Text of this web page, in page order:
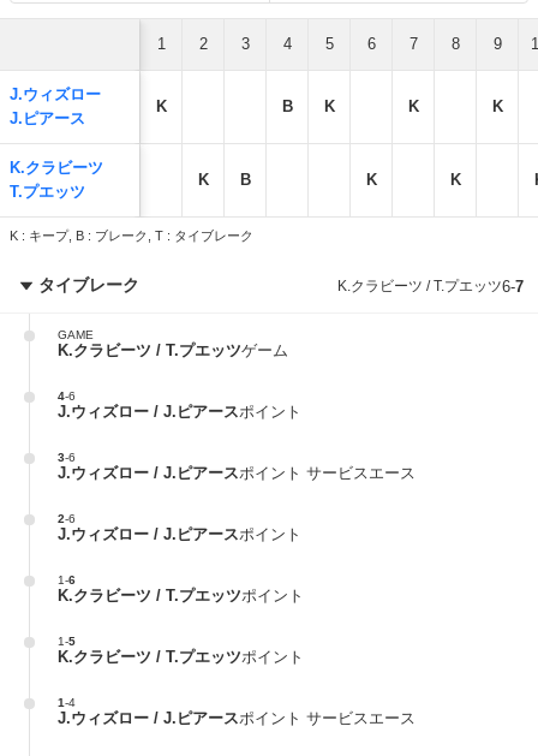
1 2 3 4 5 6 7 8 9
J.ウィズロー
J.ピアース
K B K K K
K.クラビーツ
T.プエッツ
K B K K
K : キープ, B : ブレーク, T : タイブレーク
タイブレーク K.クラビーツ / T.プエッツ6-7
GAME
K.クラビーツ / T.プエッツゲーム
4-6
J.ウィズロー / J.ピアースポイント
3-6
J.ウィズロー / J.ピアースポイント サービスエース
2-6
J.ウィズロー / J.ピアースポイント
1-6
K.クラビーツ / T.プエッツポイント
1-5
K.クラビーツ / T.プエッツポイント
1-4
J.ウィズロー / J.ピアースポイント サービスエース